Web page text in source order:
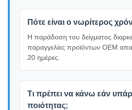
Πότε είναι ο νωρίτερος
Η παράδοση του δείγματος
παραγγελίες προϊόντων OEM
20 ημέρες.
Τι πρέπει να κάνω εάν
ποιότητας;